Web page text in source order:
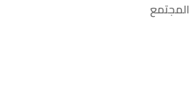
المجتمع